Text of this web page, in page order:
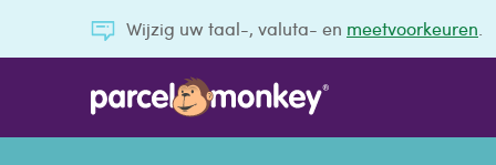
Wijzig uw taal-, valuta- en meetvoorkeuren